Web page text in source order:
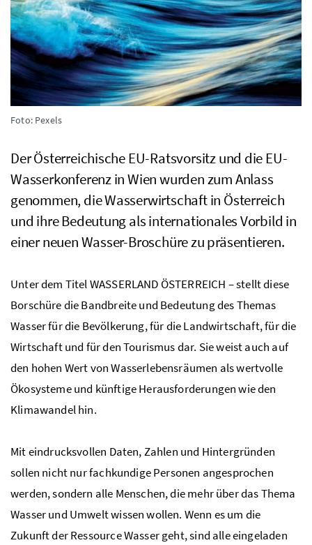
Foto: Pexels
Der ÖsterreichischeEU-Ratsvorsitz und dieEU-
Wasserkonferenz in Wien wurden zum Anlass
genommen, die Wasserwirtschaft in Österreich
und ihre Bedeutung als internationales Vorbild in
einer neuen Wasser-Broschüre zu präsentieren.
Unter dem Titel WASSERLAND ÖSTERREICH – stellt diese
Borschüre die Bandbreite und Bedeutung des Themas
Wasser für die Bevölkerung, für die Landwirtschaft, für die
Wirtschaft und für den Tourismus dar. Sie weist auch auf
den hohen Wert von Wasserlebensräumen als wertvolle
Ökosysteme und künftige Herausforderungen wie den
Klimawandel hin.
Mit eindrucksvollen Daten, Zahlen und Hintergründen
sollen nicht nur fachkundige Personen angesprochen
werden, sondern alle Menschen, die mehr über das Thema
Wasser und Umwelt wissen wollen. Wenn es um die
Zukunft der Ressource Wasser geht, sind alle eingeladen